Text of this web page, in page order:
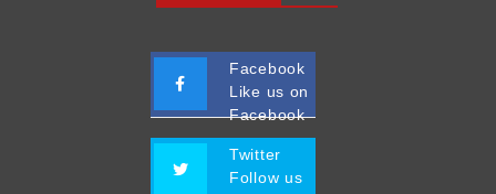
Facebook
Like us on
Facebook
Twitter
Follow us